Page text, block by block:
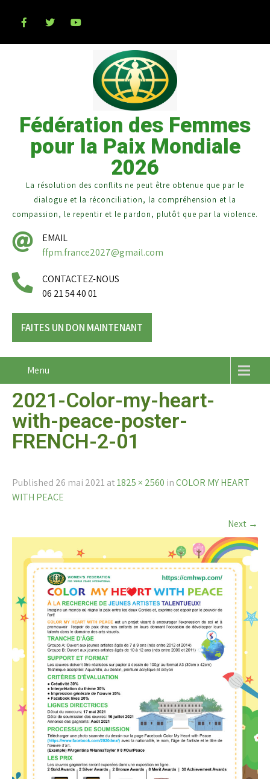
Fédération des Femmes
pour la Paix Mondiale
2026
La résolution des conflits ne peut être obtenue que par le
dialogue et la réconciliation, la compréhension et la
compassion, le repentir et le pardon, plutôt que par la violence.
EMAIL
ffpm.france2027@gmail.com
CONTACTEZ-NOUS
06 21 54 40 01
FAITES UN DON MAINTENANT
Menu
2021-Color-my-heart-
with-peace-poster-
FRENCH-2-01
Published 26 mai 2021 at1825 × 2560 inCOLOR MY HEART
WITH PEACE
Next →